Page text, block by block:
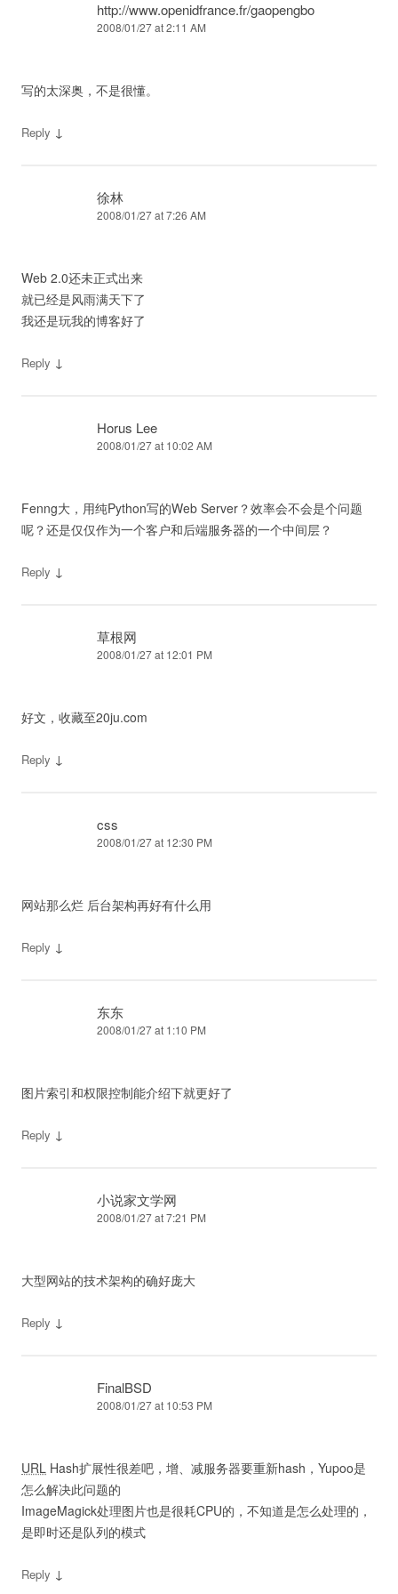
http://www.openidfrance.fr/gaopengbo
2008/01/27 at 2:11 AM
写的太深奥，不是很懂。
Reply ↓
徐林
2008/01/27 at 7:26 AM
Web 2.0还未正式出来
就已经是风雨满天下了
我还是玩我的博客好了
Reply ↓
Horus Lee
2008/01/27 at 10:02 AM
Fenng大，用纯Python写的Web Server？效率会不会是个问题
呢？还是仅仅作为一个客户和后端服务器的一个中间层？
Reply ↓
草根网
2008/01/27 at 12:01 PM
好文，收藏至20ju.com
Reply ↓
css
2008/01/27 at 12:30 PM
网站那么烂 后台架构再好有什么用
Reply ↓
东东
2008/01/27 at 1:10 PM
图片索引和权限控制能介绍下就更好了
Reply ↓
小说家文学网
2008/01/27 at 7:21 PM
大型网站的技术架构的确好庞大
Reply ↓
FinalBSD
2008/01/27 at 10:53 PM
URL Hash扩展性很差吧，增、减服务器要重新hash，Yupoo是
怎么解决此问题的
ImageMagick处理图片也是很耗CPU的，不知道是怎么处理的，
是即时还是队列的模式
Reply ↓